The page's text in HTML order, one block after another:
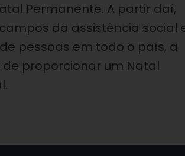
Permanente. A partir daí,
da assistência social
pessoas em todo o país, a
proporcionar um Natal